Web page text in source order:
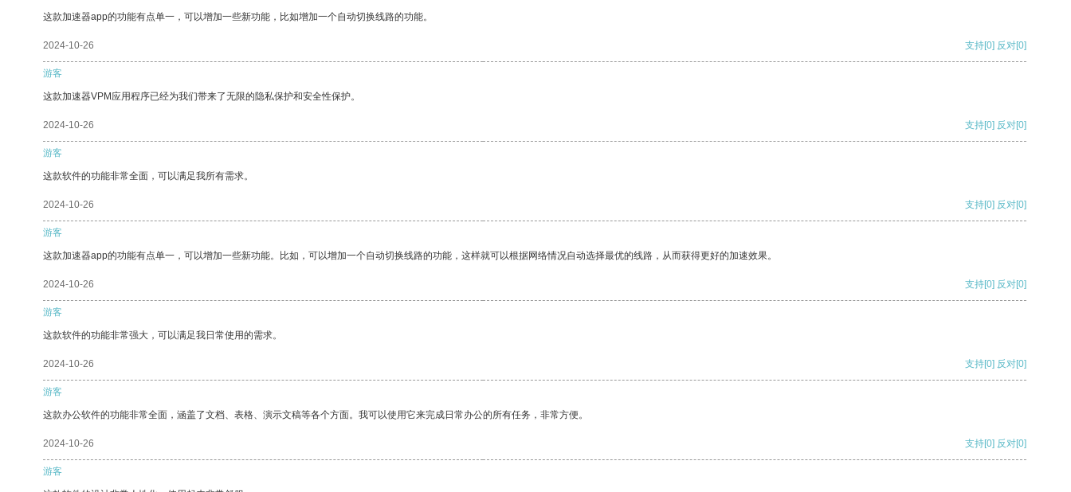
这款加速器app的功能有点单一，可以增加一些新功能，比如增加一个自动切换线路的功能。
2024-10-26 支持[0] 反对[0]
游客
这款加速器VPM应用程序已经为我们带来了无限的隐私保护和安全性保护。
2024-10-26 支持[0] 反对[0]
游客
这款软件的功能非常全面，可以满足我所有需求。
2024-10-26 支持[0] 反对[0]
游客
这款加速器app的功能有点单一，可以增加一些新功能。比如，可以增加一个自动切换线路的功能，这样就可以根据网络情况自动选择最优的线路，从而获得更好的加速效果。
2024-10-26 支持[0] 反对[0]
游客
这款软件的功能非常强大，可以满足我日常使用的需求。
2024-10-26 支持[0] 反对[0]
游客
这款办公软件的功能非常全面，涵盖了文档、表格、演示文稿等各个方面。我可以使用它来完成日常办公的所有任务，非常方便。
2024-10-26 支持[0] 反对[0]
游客